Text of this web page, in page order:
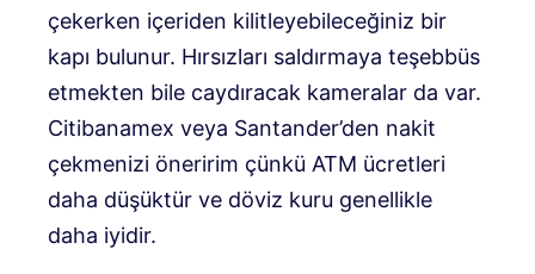
çekerken içeriden kilitleyebileceğiniz bir
kapı bulunur. Hırsızları saldırmaya teşebbüs
etmekten bile caydıracak kameralar da var.
Citibanamex veya Santander’den nakit
çekmenizi öneririm çünkü ATM ücretleri
daha düşüktür ve döviz kuru genellikle
daha iyidir.